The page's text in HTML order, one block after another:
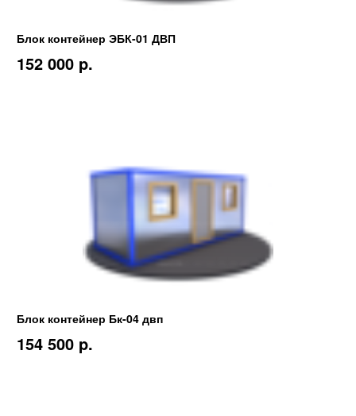
Блок контейнер ЭБК-01 ДВП
152 000 p.
Блок контейнер Бк-04 двп
154 500 p.